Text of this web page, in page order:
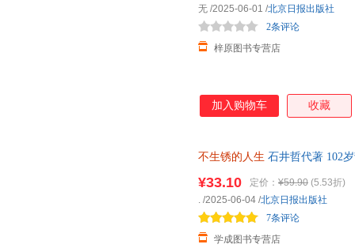
梓原图书专营店
2条评论
无 /2025-06-01 /北京日报出版社
加入购物车 收藏
不生锈的人生 石井哲代著 102
¥33.10 定价： ¥59.90 (5.53折)
学成图书专营店
7条评论
. /2025-06-04 /北京日报出版社